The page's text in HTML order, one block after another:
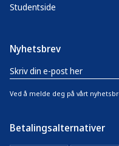
Studentside
Nyhetsbrev
Ved å melde deg på vårt
Betalingsalternativer